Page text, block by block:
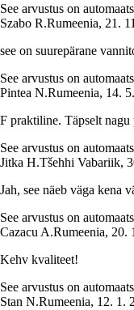
See arvustus on
Szabo R.Rumeenia, 21.
see on suurepärane
See arvustus on
Pintea N.Rumeenia, 14.
F praktiline. Täpselt
See arvustus on
Jitka H.Tšehhi Vabariik,
Jah, see näeb väga kena
See arvustus on
Cazacu A.Rumeenia, 20.
Kehv kvaliteet!
See arvustus on
Stan N.Rumeenia, 12. 1.